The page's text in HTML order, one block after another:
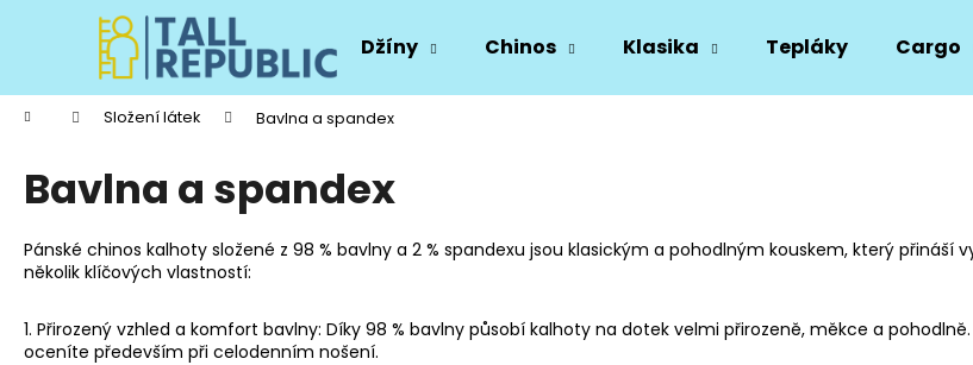
Džíny Chinos Klasika Tepláky Cargo
Domů Složení látek Bavlna a spandex
Bavlna a spandex
Pánské chinos kalhoty složené z 98 % bavlny a 2 % spandexu jsou klasickým a pohodlným kouskem, který
několik klíčových vlastností:
1. Přirozený vzhled a komfort bavlny: Díky 98 % bavlny působí kalhoty na dotek velmi přirozeně, měkce a pohodlně.
oceníte především při celodenním nošení.
í
Zpět
do
obchodu
Zpět
do
obchodu
Doporučujeme